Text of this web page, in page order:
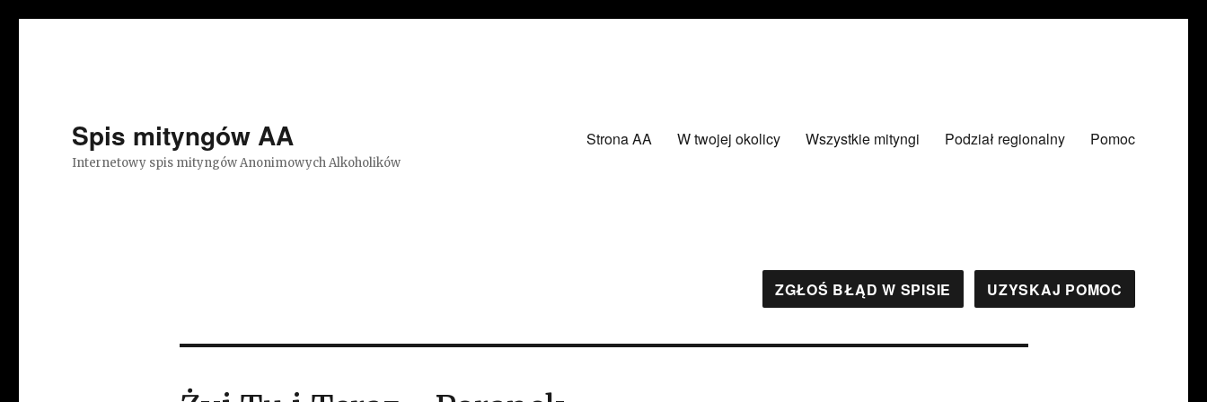
Spis mityngów AA
Internetowy spis mityngów Anonimowych Alkoholików
Strona AA W twojej okolicy Wszystkie mityngi Podział regionalny Pomoc
ZGŁOŚ BŁĄD W SPISIE UZYSKAJ POMOC